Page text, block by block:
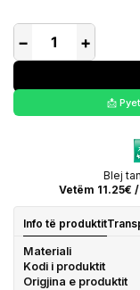
− +
📩
Blej
Vetëm 11.25€
Info të produktit
Materiali
Kodi i produktit
Origjina e produktit